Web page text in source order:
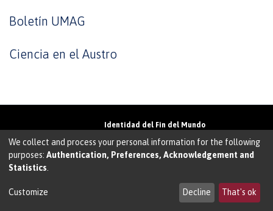
Boletín UMAG
Ciencia en el Austro
Identidad del Fin del Mundo
01855 • Punta Arenas • Chile
Teléfono:+56 61 207135• Email:
We collect and process your personal information for the following
purposes: Authentication, Preferences, Acknowledgement and
Statistics
Customize Decline That's ok